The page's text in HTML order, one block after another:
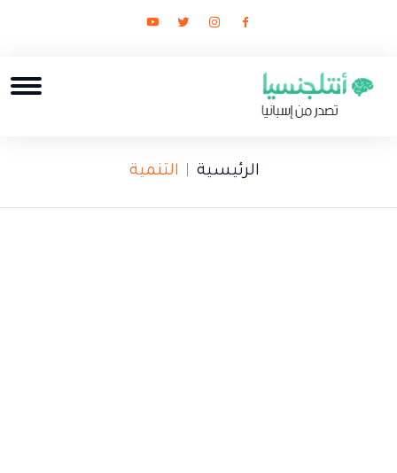
الرئيسية التنمية